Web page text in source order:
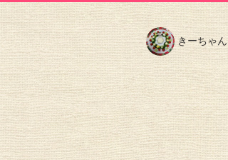
きーちゃん